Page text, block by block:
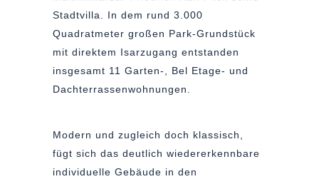
Stadtvilla. In dem rund 3.000
Quadratmeter großen Park-Grundstück
mit direktem Isarzugang entstanden
insgesamt 11 Garten-, Bel Etage- und
Dachterrassenwohnungen.
Modern und zugleich doch klassisch,
fügt sich das deutlich wiedererkennbare
individuelle Gebäude in den